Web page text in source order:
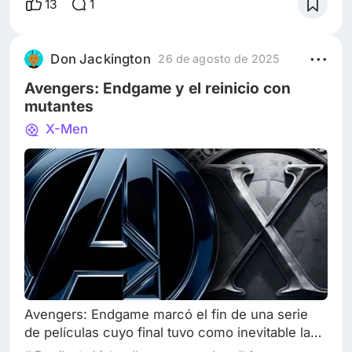
conocen no murió en aquella casa abandonada,
ni se deshizo bajo la luz del sol. Eso fue solo lo
que la gent
13 1
Don Jackington 26 de agosto de 2025
Avengers: Endgame y el reinicio con
mutantes
X-Men
Avengers: Endgame marcó el fin de una serie
de películas cuyo final tuvo como inevitable la